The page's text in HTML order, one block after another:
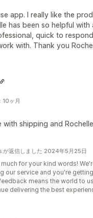
app. I really like the
has been so helpful with
quick to
with. Thank you
with shipping and
10ヶ月
が返信しました 2024年5月25日
for your kind words!
our service and you're
means the world to
delivering the best